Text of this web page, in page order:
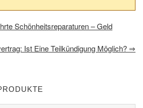
Schönheitsreparaturen – Geld
Ist Eine Teilkündigung Möglich?⇒